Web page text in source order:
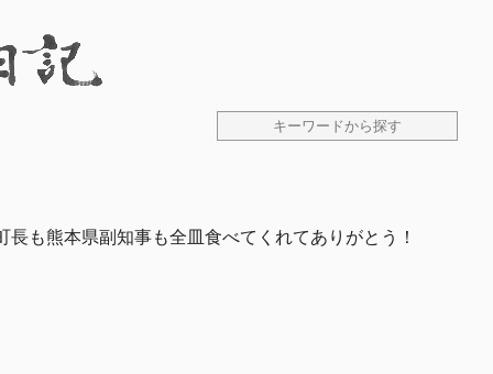
長も熊本県副知事も全皿食べてくれてありがとう！